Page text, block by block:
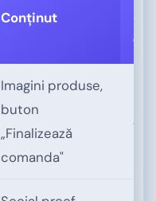
Conținut
Imagini produse,
buton
„Finalizează
comanda"